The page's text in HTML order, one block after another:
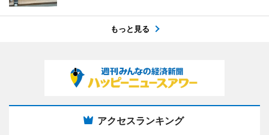
もっと見る
アクセスランキング